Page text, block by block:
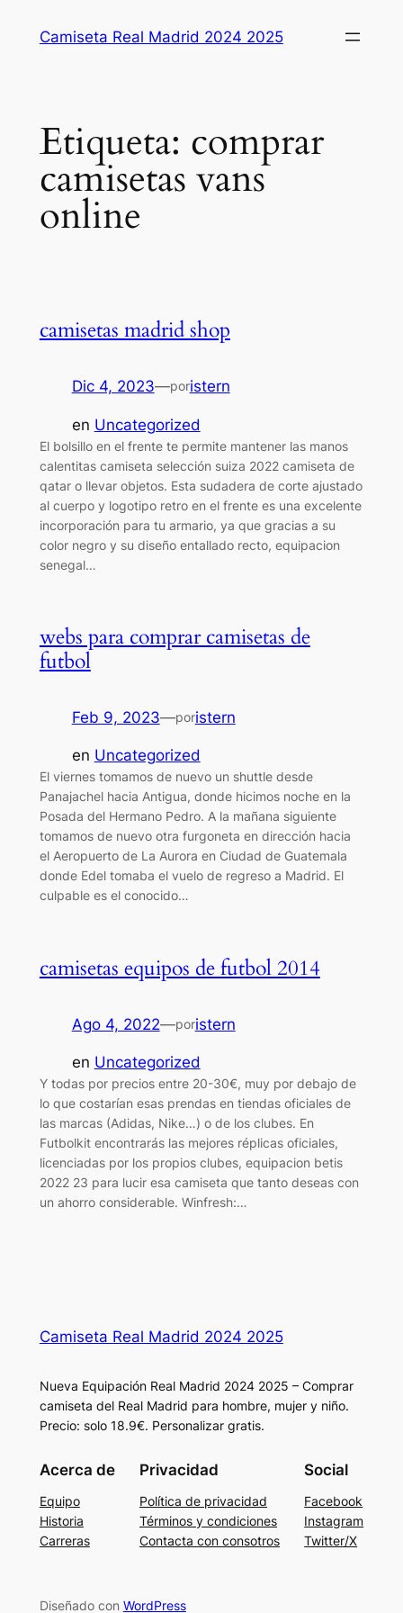
Camiseta Real Madrid 2024 2025
Etiqueta: comprar
camisetas vans
online
camisetas madrid shop
Dic 4, 2023—poristern
en Uncategorized
El bolsillo en el frente te permite mantener las manos
calentitas camiseta selección suiza 2022 camiseta de
qatar o llevar objetos. Esta sudadera de corte ajustado
al cuerpo y logotipo retro en el frente es una excelente
incorporación para tu armario, ya que gracias a su
color negro y su diseño entallado recto, equipacion
senegal…
webs para comprar camisetas de
futbol
Feb 9, 2023—poristern
en Uncategorized
El viernes tomamos de nuevo un shuttle desde
Panajachel hacia Antigua, donde hicimos noche en la
Posada del Hermano Pedro. A la mañana siguiente
tomamos de nuevo otra furgoneta en dirección hacia
el Aeropuerto de La Aurora en Ciudad de Guatemala
donde Edel tomaba el vuelo de regreso a Madrid. El
culpable es el conocido…
camisetas equipos de futbol 2014
Ago 4, 2022—poristern
en Uncategorized
Y todas por precios entre 20-30€, muy por debajo de
lo que costarían esas prendas en tiendas oficiales de
las marcas (Adidas, Nike…) o de los clubes. En
Futbolkit encontrarás las mejores réplicas oficiales,
licenciadas por los propios clubes, equipacion betis
2022 23 para lucir esa camiseta que tanto deseas con
un ahorro considerable. Winfresh:…
Camiseta Real Madrid 2024 2025
Nueva Equipación Real Madrid 2024 2025 – Comprar
camiseta del Real Madrid para hombre, mujer y niño.
Precio: solo 18.9€. Personalizar gratis.
Acerca de
Equipo
Historia
Carreras
Privacidad
Política de privacidad
Términos y condiciones
Contacta con consotros
Social
Facebook
Instagram
Twitter/X
Diseñado con WordPress